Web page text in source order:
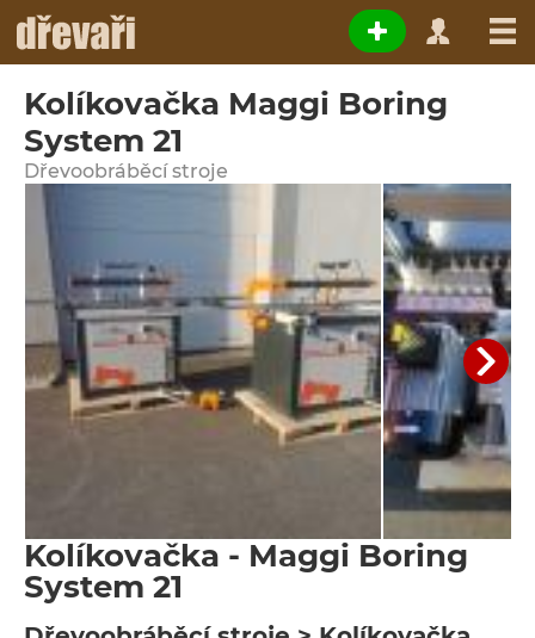
Kolíkovačka Maggi Boring
System 21
Dřevoobráběcí stroje
Kolíkovačka - Maggi Boring
System 21